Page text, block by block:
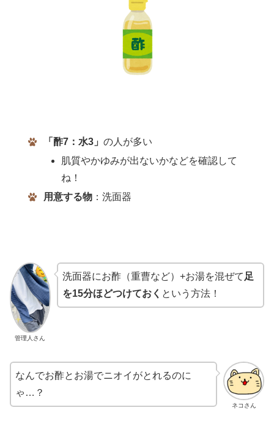
「酢7：水3」 の人が多い
肌質やかゆみが出ないかなどを確認して
ね！
用意する物：洗面器
管理人さん
洗面器にお酢（重曹など）+お湯を混ぜて 足
を15分ほどつけておく という方法！
ネコさん
なんでお酢とお湯でニオイがとれるのに
ゃ…？